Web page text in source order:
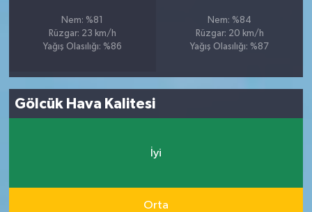
Nem: %81
Rüzgar: 23 km/h
Yağış Olasılığı: %86
Nem: %84
Rüzgar: 20 km/h
Yağış Olasılığı: %87
Gölcük Hava Kalitesi
İyi
Orta